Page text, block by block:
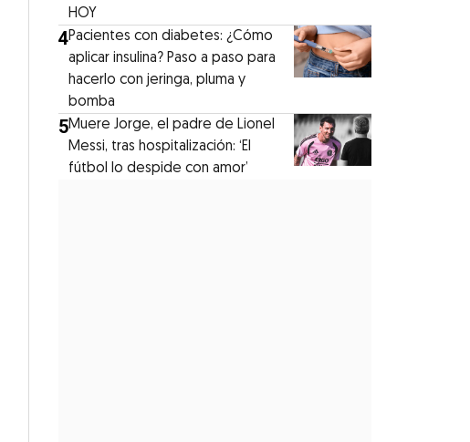
HOY
4Pacientes con diabetes: ¿Cómo
aplicar insulina? Paso a paso para
hacerlo con jeringa, pluma y
bomba
5Muere Jorge, el padre de Lionel
Messi, tras hospitalización: ‘El
fútbol lo despide con amor’